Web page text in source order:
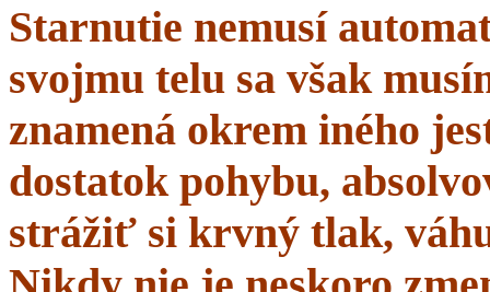
Starnutie nemusí
svojmu telu sa však
znamená okrem iného
dostatok pohybu,
strážiť si krvný tlak,